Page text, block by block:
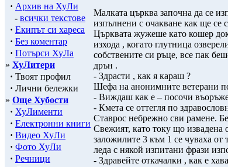
· Архив на ХуЛи
- всички текстове
· Екипът си хареса
· Без коментар
· Потърси ХуЛа
» ХуЛитери
· Твоят профил
· Лични бележки
» Още Хубости
· ХуЛименти
· Електронни книги
· Видео ХуЛи
· Фото ХуЛи
· Речници
Малката църква започна да се
изпълнени с очакване как ще се
Църквата жужеше като кошер
изхода , когато глутница
собствените си ръце, все пак
дрън .
- Здрасти , как я караш ?
Шефа на анонимните ветерани
- Виждаш как е – посочи
- Кмета се оттегля по
Ставрос небрежно сви рамене.
Свежият, като току що извадена
заложилите 3 към 1 се чуваха от
леда с някой изпитани фрази
- Здравейте откачалки , как е